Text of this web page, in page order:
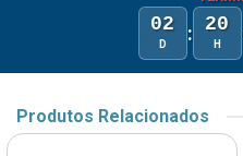
02
D : 20
H
Produtos Relacionados